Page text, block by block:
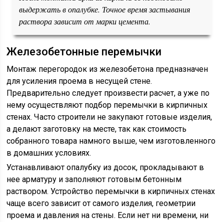
выдержать в опалубке. Точное время застывания
раствора зависит от марки цемента.
Железобетонные перемычки
Монтаж перегородок из железобетона предназначен
для усиления проема в несущей стене.
Предварительно следует произвести расчет, а уже по
нему осуществляют подбор перемычки в кирпичных
стенах. Часто строители не закупают готовые изделия,
а делают заготовку на месте, так как стоимость
собранного товара намного выше, чем изготовленного
в домашних условиях.
Устанавливают опалубку из досок, прокладывают в
нее арматуру и заполняют готовым бетонным
раствором. Устройство перемычки в кирпичных стенах
чаще всего зависит от самого изделия, геометрии
проема и давления на стены. Если нет ни времени, ни